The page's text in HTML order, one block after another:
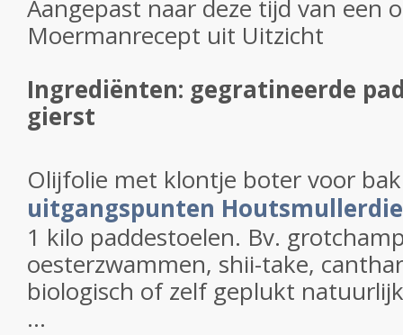
Aangepast naar deze tijd van een
Moermanrecept uit Uitzicht
Ingrediënten: gegratineerde
gierst
Olijfolie met klontje boter voor
uitgangspunten
1 kilo paddestoelen. Bv.
oesterzwammen, shii-take,
biologisch of zelf geplukt
...